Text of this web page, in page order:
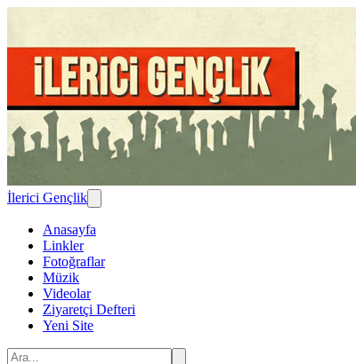
İlerici Gençlik
Anasayfa
Linkler
Fotoğraflar
Müzik
Videolar
Ziyaretçi Defteri
Yeni Site